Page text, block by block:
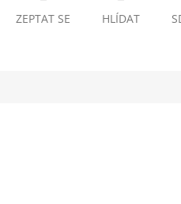
ZEPTAT SE HLÍDAT